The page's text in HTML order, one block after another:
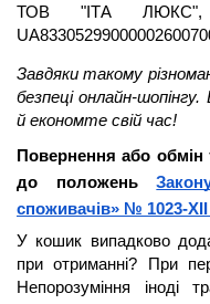
ТОВ "ІТА ЛЮКС",
Завдяки такому
безпеці онлайн-
й економте свій час!
Повернення або обмін
до положень
споживачів» № 1023-XII
У кошик випадково
при отриманні? При
Непорозуміння іноді